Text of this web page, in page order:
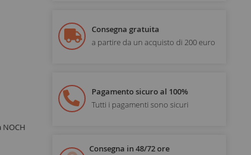
Consegna gratuita
a partire da un acquisto di 200 euro
Pagamento sicuro al 100%
Tutti i pagamenti sono sicuri
Consegna in 48/72 ore